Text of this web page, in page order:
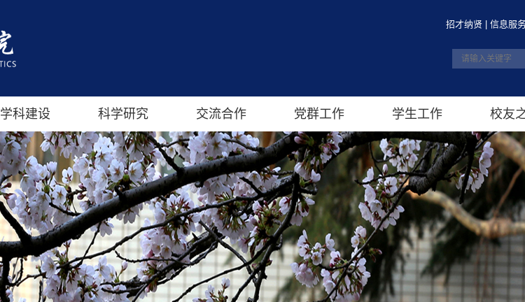
招才纳贤 信息服
学科建设 科学研究 交流合作 党群工作 学生工作 校友